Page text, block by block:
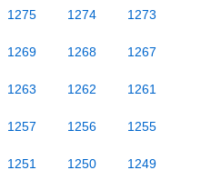
1275 1274 1273
1269 1268 1267
1263 1262 1261
1257 1256 1255
1251 1250 1249